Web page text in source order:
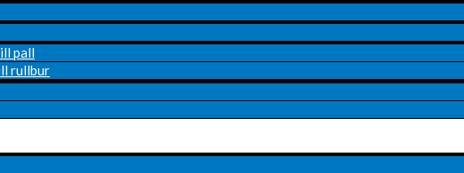
pall
rullbur